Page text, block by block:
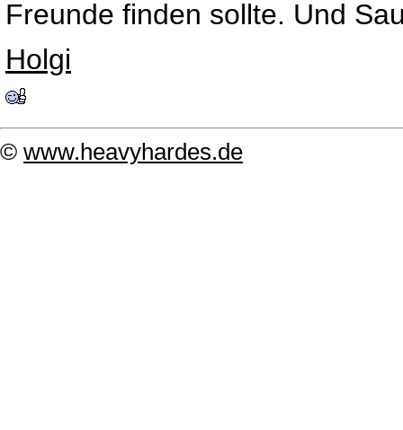
Freunde finden sollte. Und
Holgi
© www.heavyhardes.de